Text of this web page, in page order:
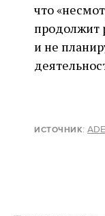
что
продолжит
и не
ИСТОЧНИК: